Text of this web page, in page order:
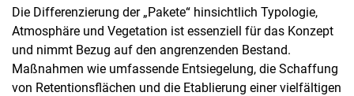
Die Differenzierung der „Pakete“ hinsichtlich Typologie,
Atmosphäre und Vegetation ist essenziell für das Konzept
und nimmt Bezug auf den angrenzenden Bestand.
Maßnahmen wie umfassende Entsiegelung, die Schaffung
von Retentionsflächen und die Etablierung einer vielfältigen